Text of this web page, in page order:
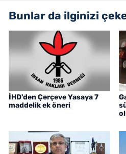
Bunlar da ilginizi
İHD'den Çerçeve Yasaya 7
maddelik ek öneri